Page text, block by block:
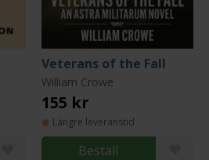
Veterans of the Fall
William Crowe
155 kr
Längre leveranstid
Beställ